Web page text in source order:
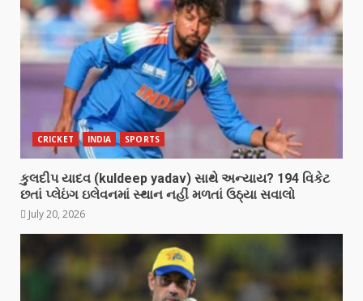
CRICKET INDIA SPORTS
કુલદીપ યાદવ (kuldeep yadav) સાથે અન્યાય? 194 વિકેટ
છતાં પ્લેઇંગ ઇલેવનમાં સ્થાન નહીં મળતાં ઉઠ્યા સવાલો
July 20, 2026